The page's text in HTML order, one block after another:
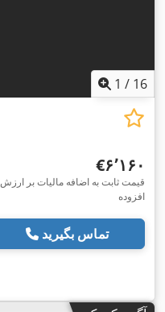
1 / 16
‎€۶٬۱۶۰
قیمت ثابت به اضافه مالیات بر ارزش
افزوده
تماس بگیرید